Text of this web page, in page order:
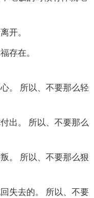
开。
存在。
。 所以、不要那么轻
出。 所以、不要那么
。 所以、不要那么狠
失去的。 所以、不要